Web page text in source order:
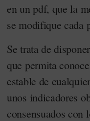
en un pdf, que la
se modifique cada
Se trata de
que permita
estable de
unos indicadores
consensuados con